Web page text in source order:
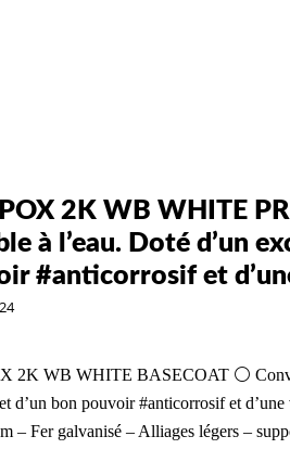
2K WB WHITE
à l’eau. Doté d’un
#anticorrosif et
2K WB WHITE BASECOAT ⚪️
d’un bon pouvoir #anticorrosif et
– Fer galvanisé – Alliages légers –